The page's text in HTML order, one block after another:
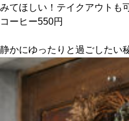
みてほしい！テイクアウトも
コーヒー550円
静かにゆったりと過ごしたい